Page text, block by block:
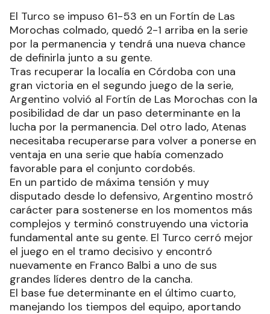
El Turco se impuso 61-53 en un Fortín de Las
Morochas colmado, quedó 2-1 arriba en la serie
por la permanencia y tendrá una nueva chance
de definirla junto a su gente.
Tras recuperar la localía en Córdoba con una
gran victoria en el segundo juego de la serie,
Argentino volvió al Fortín de Las Morochas con la
posibilidad de dar un paso determinante en la
lucha por la permanencia. Del otro lado, Atenas
necesitaba recuperarse para volver a ponerse en
ventaja en una serie que había comenzado
favorable para el conjunto cordobés.
En un partido de máxima tensión y muy
disputado desde lo defensivo, Argentino mostró
carácter para sostenerse en los momentos más
complejos y terminó construyendo una victoria
fundamental ante su gente. El Turco cerró mejor
el juego en el tramo decisivo y encontró
nuevamente en Franco Balbi a uno de sus
grandes líderes dentro de la cancha.
El base fue determinante en el último cuarto,
manejando los tiempos del equipo, aportando